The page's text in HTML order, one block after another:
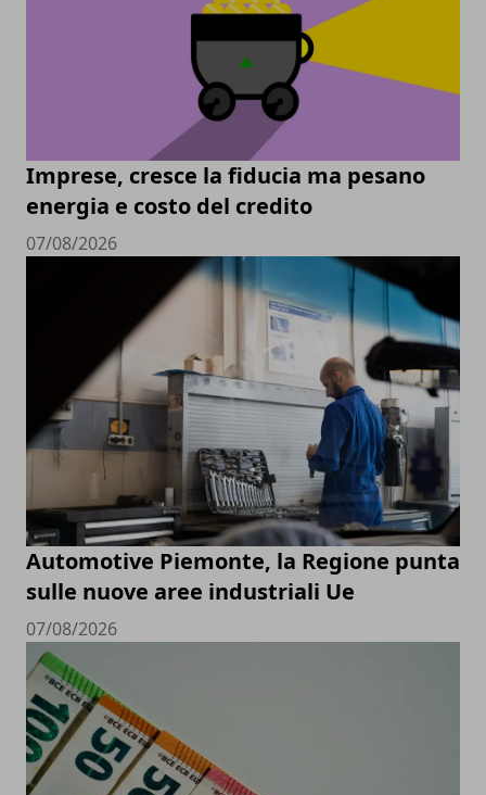
Imprese, cresce la fiducia ma pesano
energia e costo del credito
07/08/2026
Automotive Piemonte, la Regione punta
sulle nuove aree industriali Ue
07/08/2026